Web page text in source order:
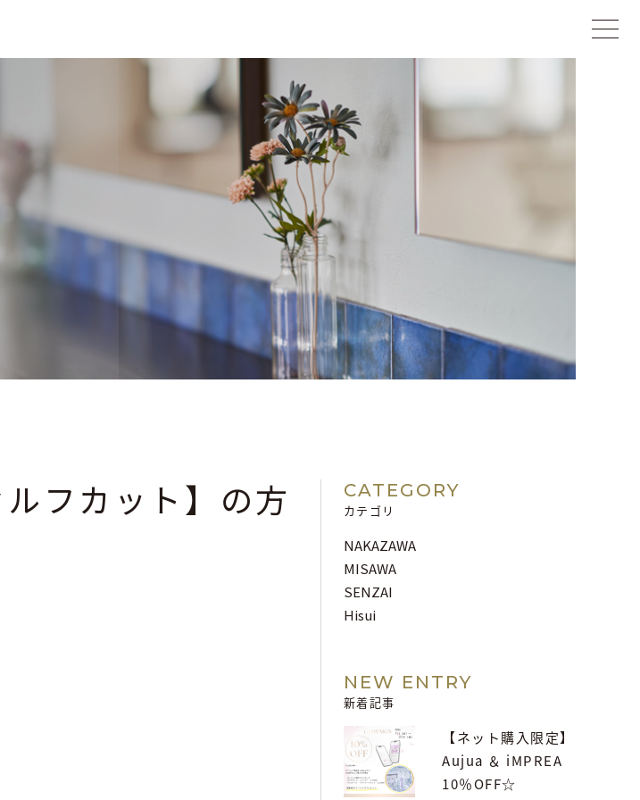
フカット】の方
CATEGORY
カテゴリ
NAKAZAWA
MISAWA
SENZAI
Hisui
NEW ENTRY
新着記事
【ネット購入限定】
Aujua ＆ iMPREA
10％OFF☆